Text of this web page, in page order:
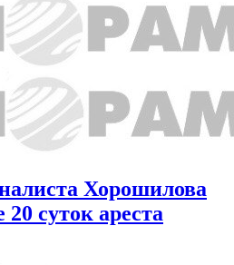
Хорошилова
суток ареста